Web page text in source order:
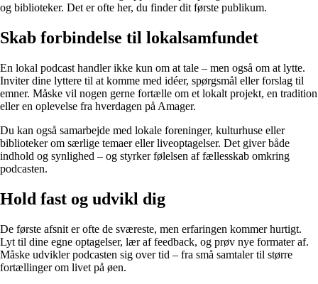
og biblioteker. Det er ofte her, du finder dit første publikum.
Skab forbindelse til lokalsamfundet
En lokal podcast handler ikke kun om at tale – men også om at lytte.
Inviter dine lyttere til at komme med idéer, spørgsmål eller forslag til
emner. Måske vil nogen gerne fortælle om et lokalt projekt, en tradition
eller en oplevelse fra hverdagen på Amager.
Du kan også samarbejde med lokale foreninger, kulturhuse eller
biblioteker om særlige temaer eller liveoptagelser. Det giver både
indhold og synlighed – og styrker følelsen af fællesskab omkring
podcasten.
Hold fast og udvikl dig
De første afsnit er ofte de sværeste, men erfaringen kommer hurtigt.
Lyt til dine egne optagelser, lær af feedback, og prøv nye formater af.
Måske udvikler podcasten sig over tid – fra små samtaler til større
fortællinger om livet på øen.